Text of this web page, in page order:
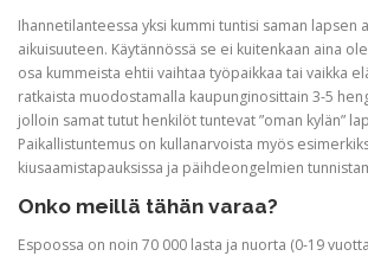
Ihannetilanteessa yksi kummi tuntisi saman lapsen
aikuisuuteen. Käytännössä se ei kuitenkaan aina
osa kummeista ehtii vaihtaa työpaikkaa tai vaikka
ratkaista muodostamalla kaupunginosittain 3-5
jolloin samat tutut henkilöt tuntevat ”oman kylän”
Paikallistuntemus on kullanarvoista myös
kiusaamistapauksissa ja päihdeongelmien
Onko meillä tähän varaa?
Espoossa on noin 70 000 lasta ja nuorta (0-19